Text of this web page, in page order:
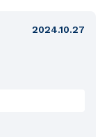
2024.10.27